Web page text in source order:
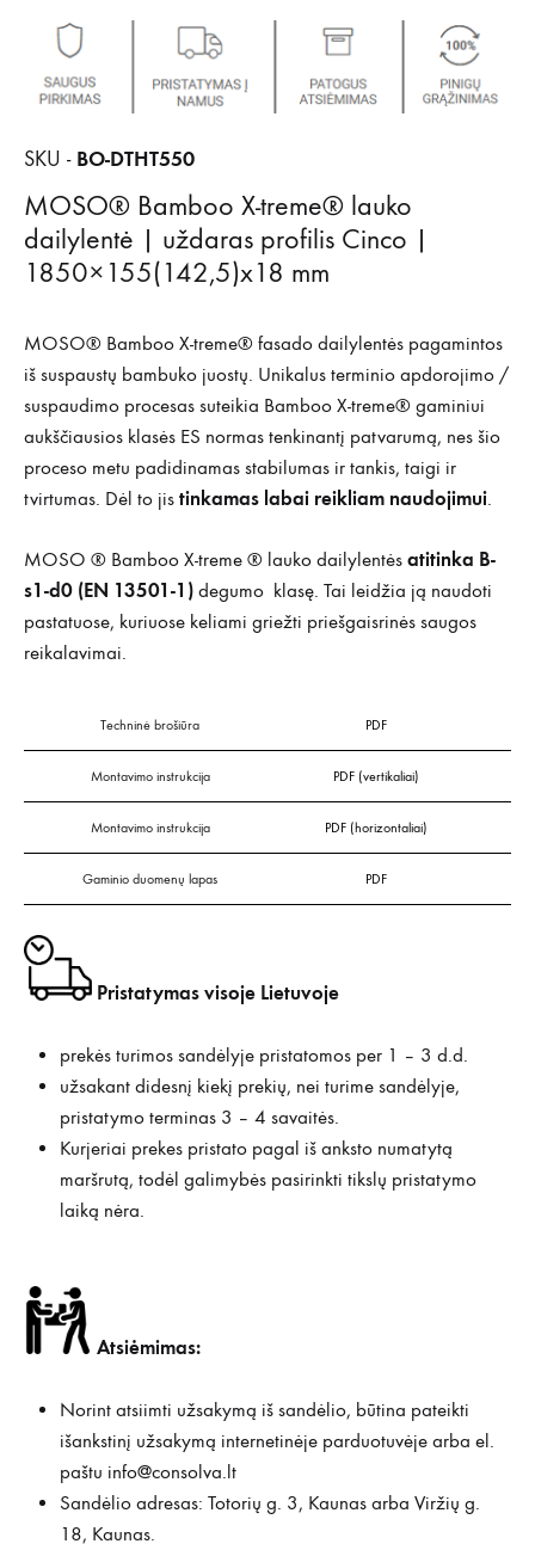
SKU - BO-DTHT550
MOSO® Bamboo X-treme® lauko
dailylentė | uždaras profilis Cinco |
1850×155(142,5)x18 mm
MOSO® Bamboo X-treme® fasado dailylentės pagamintos
iš suspaustų bambuko juostų. Unikalus terminio apdorojimo /
suspaudimo procesas suteikia Bamboo X-treme® gaminiui
aukščiausios klasės ES normas tenkinantį patvarumą, nes šio
proceso metu padidinamas stabilumas ir tankis, taigi ir
tvirtumas. Dėl to jis tinkamas labai reikliam naudojimui.
MOSO ® Bamboo X-treme ® lauko dailylentės atitinka B-
s1-d0 (EN 13501-1) degumo klasę. Tai leidžia ją naudoti
pastatuose, kuriuose keliami griežti priešgaisrinės saugos
reikalavimai.
Techninė brošiūra PDF
Montavimo instrukcija PDF (vertikaliai)
Montavimo instrukcija PDF (horizontaliai)
Gaminio duomenų lapas PDF
Pristatymas visoje Lietuvoje
prekės turimos sandėlyje pristatomos per 1 – 3 d.d.
užsakant didesnį kiekį prekių, nei turime sandėlyje,
pristatymo terminas 3 – 4 savaitės.
Kurjeriai prekes pristato pagal iš anksto numatytą
maršrutą, todėl galimybės pasirinkti tikslų pristatymo
laiką nėra.
Atsiėmimas:
Norint atsiimti užsakymą iš sandėlio, būtina pateikti
išankstinį užsakymą internetinėje parduotuvėje arba el.
paštu info@consolva.lt
Sandėlio adresas: Totorių g. 3, Kaunas arba Viržių g.
18, Kaunas.